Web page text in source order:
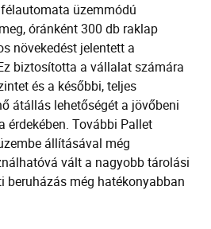
üzemmódú
óránként 300 db raklap
növekedést jelentett a
biztosította a vállalat számára
és a későbbi, teljes
átállás lehetőségét a jövőbeni
érdekében. További Pallet
állításával még
vált a nagyobb tárolási
beruházás még hatékonyabban